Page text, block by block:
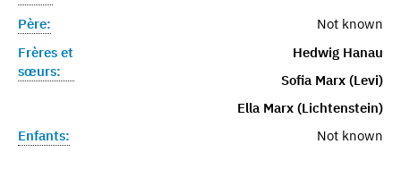
Père:
Not known
Frères et
sœurs:
Hedwig Hanau
Sofia Marx (Levi)
Ella Marx (Lichtenstein)
Enfants:
Not known